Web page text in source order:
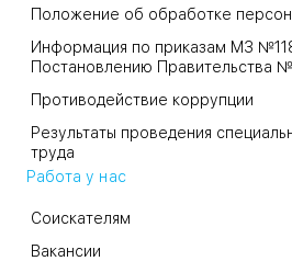
Положение об обработке
Информация по приказам МЗ
Постановлению Правительства
Противодействие коррупции
Результаты проведения
труда
Работа у нас
Соискателям
Вакансии